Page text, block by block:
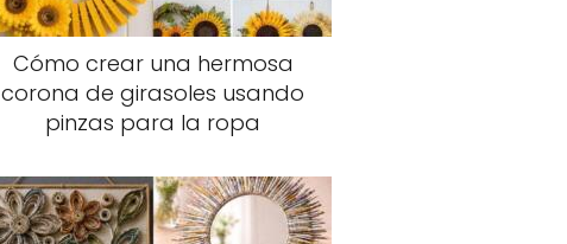
Cómo crear una hermosa
corona de girasoles usando
pinzas para la ropa